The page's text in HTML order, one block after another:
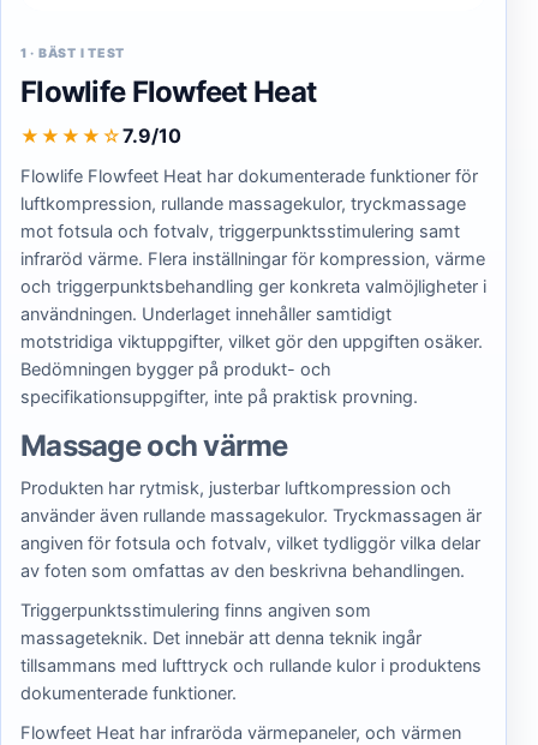
1 · BÄST I TEST
Flowlife Flowfeet Heat
★★★★ ☆7.9/10
Flowlife Flowfeet Heat har dokumenterade funktioner för
luftkompression, rullande massagekulor, tryckmassage
mot fotsula och fotvalv, triggerpunktsstimulering samt
infraröd värme. Flera inställningar för kompression, värme
och triggerpunktsbehandling ger konkreta valmöjligheter i
användningen. Underlaget innehåller samtidigt
motstridiga viktuppgifter, vilket gör den uppgiften osäker.
Bedömningen bygger på produkt- och
specifikationsuppgifter, inte på praktisk provning.
Massage och värme
Produkten har rytmisk, justerbar luftkompression och
använder även rullande massagekulor. Tryckmassagen är
angiven för fotsula och fotvalv, vilket tydliggör vilka delar
av foten som omfattas av den beskrivna behandlingen.
Triggerpunktsstimulering finns angiven som
massageteknik. Det innebär att denna teknik ingår
tillsammans med lufttryck och rullande kulor i produktens
dokumenterade funktioner.
Flowfeet Heat har infraröda värmepaneler, och värmen